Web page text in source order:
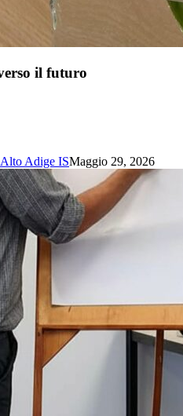
il futuro
Adige ISMaggio 29, 2026